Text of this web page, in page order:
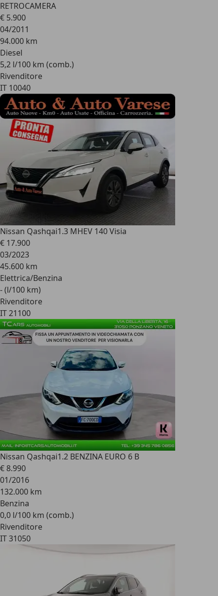
RETROCAMERA
€ 5.900
04/2011
94.000 km
Diesel
5,2 l/100 km (comb.)
Rivenditore
IT 10040
Nissan Qashqai1.3 MHEV 140 Visia
€ 17.900
03/2023
45.600 km
Elettrica/Benzina
- (l/100 km)
Rivenditore
IT 21100
Nissan Qashqai1.2 BENZINA EURO 6 B
€ 8.990
01/2016
132.000 km
Benzina
0,0 l/100 km (comb.)
Rivenditore
IT 31050